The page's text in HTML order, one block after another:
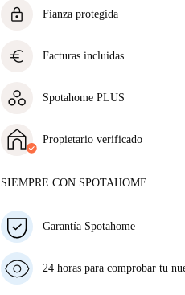
lock Fianza protegida
no te devuelve la fianza, nosotros
euro Facturas incluidas
facturas incluidas, que cubren
Spotahome PLUS
más exigentes. Estándares más
soporte adicional durante todo el
Propietario verificado
Más sobre este arrendador
SIEMPRE CON SPOTAHOME
Garantía Spotahome
horas previas a la fecha de
24 horas para comprobar tu